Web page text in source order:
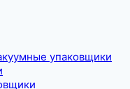
упаковщики